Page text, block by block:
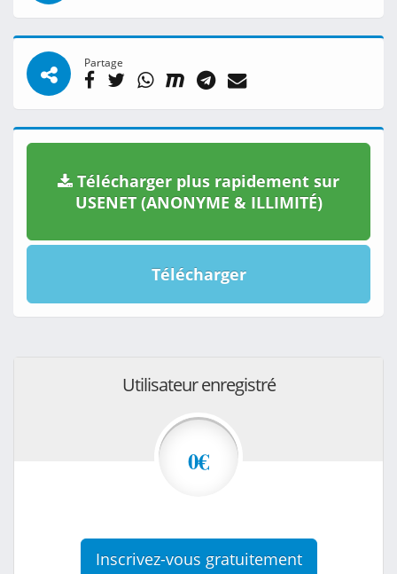
Partage
Télécharger plus rapidement sur
USENET (ANONYME & ILLIMITÉ)
Télécharger
Utilisateur enregistré
0€
Inscrivez-vous gratuitement